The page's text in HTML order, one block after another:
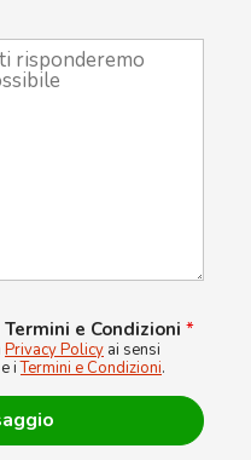
e Condizioni *
Privacy Policy ai sensi
iTermini e Condizioni.